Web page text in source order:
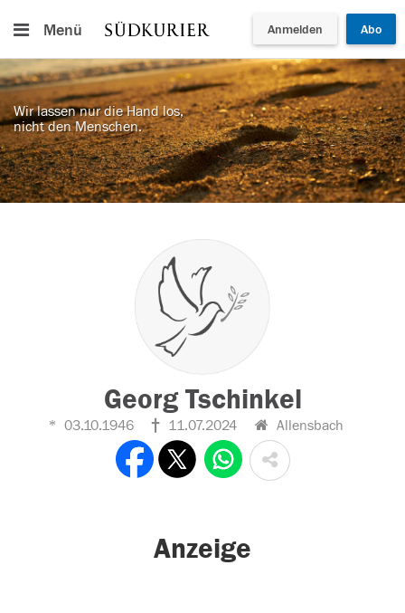
Menü Anmelden Abo
Wir lassen nur die Hand los,
nicht den Menschen.
Georg Tschinkel
03.10.1946 11.07.2024 Allensbach
Anzeige